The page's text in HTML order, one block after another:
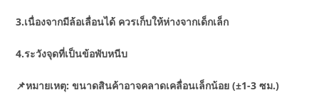
3.เนื่องจากมีล้อเลื่อนได้ ควรเก็บให้ห่างจากเด็กเล็ก
4.ระวังจุดที่เป็นข้อพับหนีบ
📌หมายเหตุ: ขนาดสินค้าอาจคลาดเคลื่อนเล็กน้อย (±1-3 ซม.)